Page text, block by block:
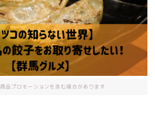
品プロモーションを含む場合があります